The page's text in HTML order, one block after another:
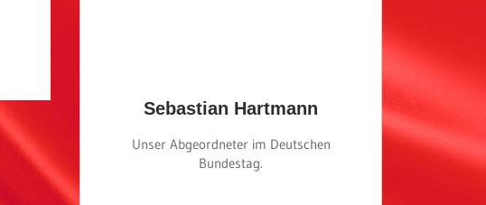
Sebastian Hartmann
Unser Abgeordneter im Deutschen
Bundestag.